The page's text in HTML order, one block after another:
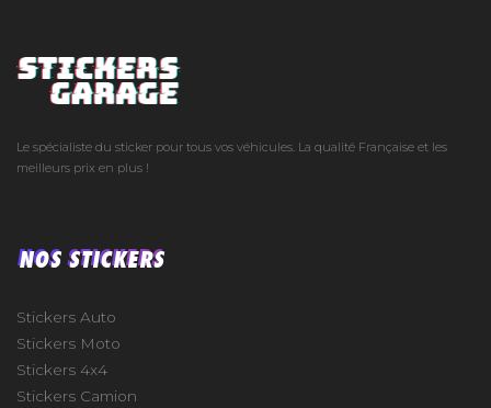
Le spécialiste du sticker pour tous vos véhicules. La qualité Française et les
meilleurs prix en plus !
NOS STICKERS
Stickers Auto
Stickers Moto
Stickers 4x4
Stickers Camion